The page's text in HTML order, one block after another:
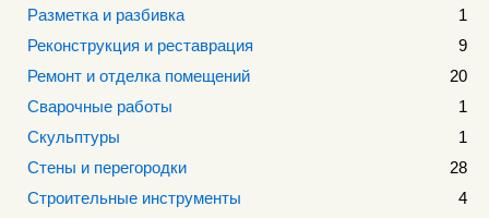
Разметка и разбивка
1
Реконструкция и реставрация
9
Ремонт и отделка помещений
20
Сварочные работы
1
Скульптуры
1
Стены и перегородки
28
Строительные инструменты
4